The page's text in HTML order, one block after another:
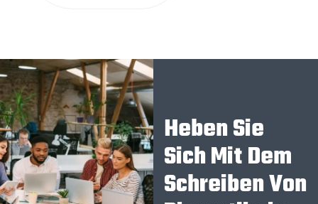
Heben Sie
Sich Mit Dem
Schreiben Von